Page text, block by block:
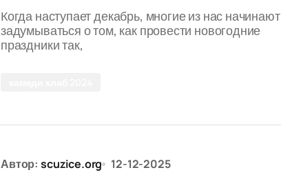
Когда наступает декабрь, многие из нас начинают
задумываться о том, как провести новогодние
праздники так,
Автор: scuzice.org 12-12-2025